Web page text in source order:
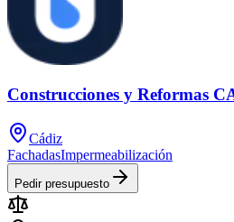
Construcciones y Reformas
Cádiz
FachadasImpermeabilización
Pedir presupuesto